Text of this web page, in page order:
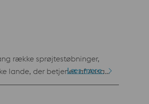
række sprøjtestøbninger,
lande, der betjenes af Assab,
Læs mere